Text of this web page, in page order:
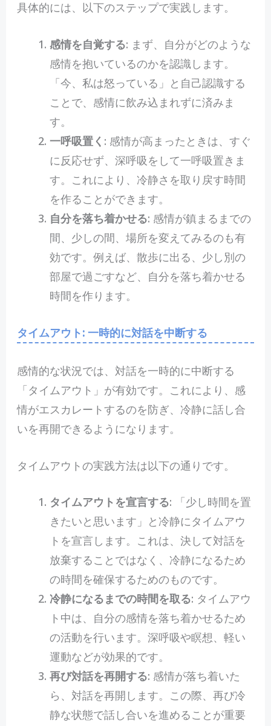
具体的には、以下のステップで実践します。
感情を自覚する: まず、自分がどのような
感情を抱いているのかを認識します。
「今、私は怒っている」と自己認識する
ことで、感情に飲み込まれずに済みま
す。
一呼吸置く : 感情が高まったときは、すぐ
に反応せず、深呼吸をして一呼吸置きま
す。これにより、冷静さを取り戻す時間
を作ることができます。
自分を落ち着かせる: 感情が鎮まるまでの
間、少しの間、場所を変えてみるのも有
効です。例えば、散歩に出る、少し別の
部屋で過ごすなど、自分を落ち着かせる
時間を作ります。
タイムアウト: 一時的に対話を中断する
感情的な状況では、対話を一時的に中断する
「タイムアウト」が有効です。これにより、感
情がエスカレートするのを防ぎ、冷静に話し合
いを再開できるようになります。
タイムアウトの実践方法は以下の通りです。
タイムアウトを宣言する: 「少し時間を置
きたいと思います」と冷静にタイムアウ
トを宣言します。これは、決して対話を
放棄することではなく、冷静になるため
の時間を確保するためのものです。
冷静になるまでの時間を取る: タイムアウ
ト中は、自分の感情を落ち着かせるため
の活動を行います。深呼吸や瞑想、軽い
運動などが効果的です。
再び対話を再開する: 感情が落ち着いた
ら、対話を再開します。この際、再び冷
静な状態で話し合いを進めることが重要